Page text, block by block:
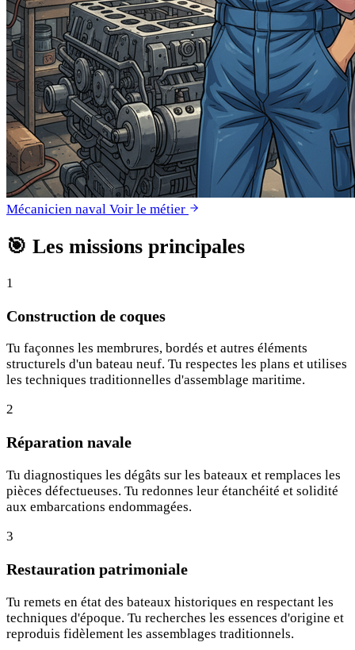
Mécanicien naval Voir le métier
🎯 Les missions principales
1
Construction de coques
Tu façonnes les membrures, bordés et autres éléments
structurels d'un bateau neuf. Tu respectes les plans et utilises
les techniques traditionnelles d'assemblage maritime.
2
Réparation navale
Tu diagnostiques les dégâts sur les bateaux et remplaces les
pièces défectueuses. Tu redonnes leur étanchéité et solidité
aux embarcations endommagées.
3
Restauration patrimoniale
Tu remets en état des bateaux historiques en respectant les
techniques d'époque. Tu recherches les essences d'origine et
reproduis fidèlement les assemblages traditionnels.